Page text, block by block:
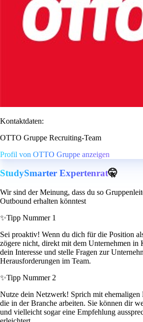
Kontaktdaten:
OTTO Gruppe Recruiting-Team
Profil von OTTO Gruppe anzeigen
StudySmarter Expertenrat🤫
Wir sind der Meinung, dass du so
Outbound erhalten könntest
✨Tipp Nummer 1
Sei proaktiv! Wenn du dich für die Position
zögere nicht, direkt mit dem Unternehmen in
dein Interesse und stelle Fragen zur
Herausforderungen im Team.
✨Tipp Nummer 2
Nutze dein Netzwerk! Sprich mit ehemaligen
die in der Branche arbeiten. Sie können dir
und vielleicht sogar eine Empfehlung